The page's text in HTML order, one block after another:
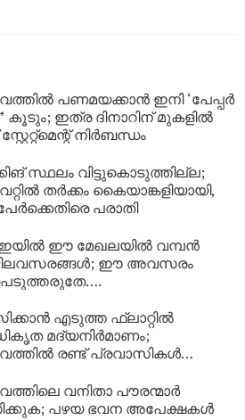
പണമയക്കാൻ ഇനി ‘പേപ്പർ
കൂടും; ഇത്ര ദിനാറിന് മുകളിൽ
നിർബന്ധം
സ്ഥലം വിട്ടുകൊടുത്തില്ല;
തർക്കം കൈയാങ്കളിയായി,
പരാതി
ഈ മേഖലയിൽ വമ്പൻ
ഈ അവസരം
എടുത്ത ഫ്ലാറ്റിൽ
മദ്യനിർമാണം;
രണ്ട് പ്രവാസികൾ
വനിതാ പൗരന്മാർ
പഴയ ഭവന അപേക്ഷകൾ